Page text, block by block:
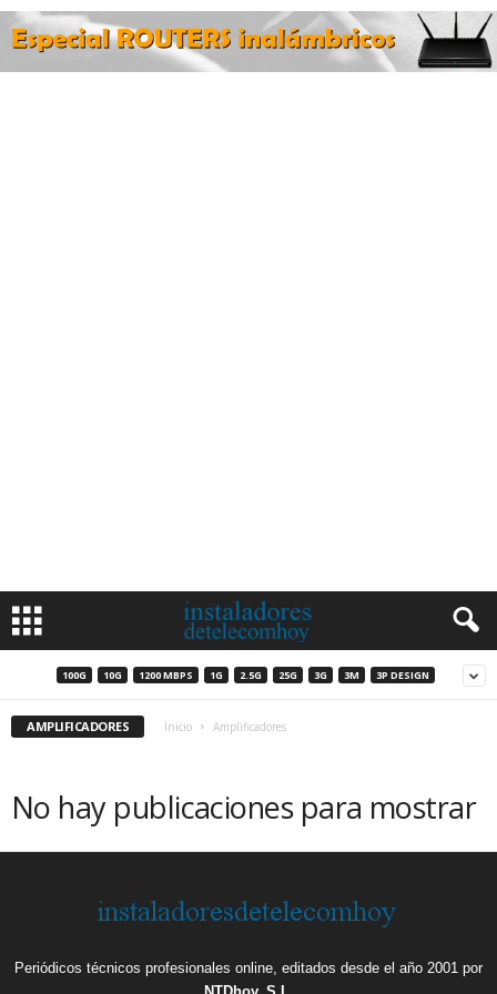
100G 10G 1200 MBPS 1G 2.5G 25G 3G 3M 3P DESIGN
AMPLIFICADORES Inicio Amplificadores
No hay publicaciones para mostrar
Periódicos técnicos profesionales online, editados desde el año 2001 por